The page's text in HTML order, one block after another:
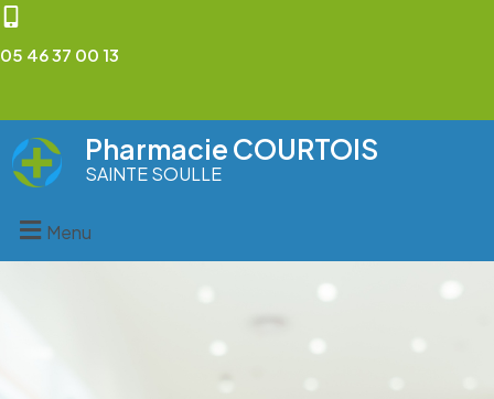
05 46 37 00 13
Pharmacie COURTOIS
SAINTE SOULLE
Menu